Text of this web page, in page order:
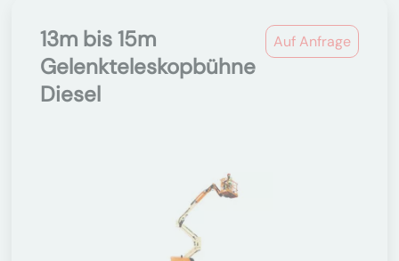
Auf Anfrage
13m bis 15m
Gelenkteleskopbühne
Diesel